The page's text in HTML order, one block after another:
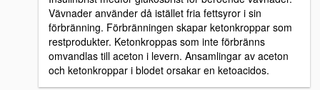
Vävnader använder då istället fria fettsyror i sin
förbränning. Förbränningen skapar ketonkroppar som
restprodukter. Ketonkroppas som inte förbränns
omvandlas till aceton i levern. Ansamlingar av aceton
och ketonkroppar i blodet orsakar en ketoacidos.